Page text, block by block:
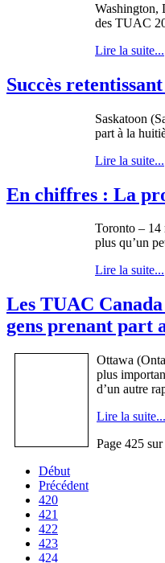
Washington,
des TUAC
Lire la suite...
Succès
Saskatoon
part à la
Lire la suite...
En chiffres : La
Toronto – 14
plus qu’un
Lire la suite...
Les TUAC
gens prenant part
Ottawa
plus
d’un autre
Lire la suite...
Page 425
Début
Précédent
420
421
422
423
424